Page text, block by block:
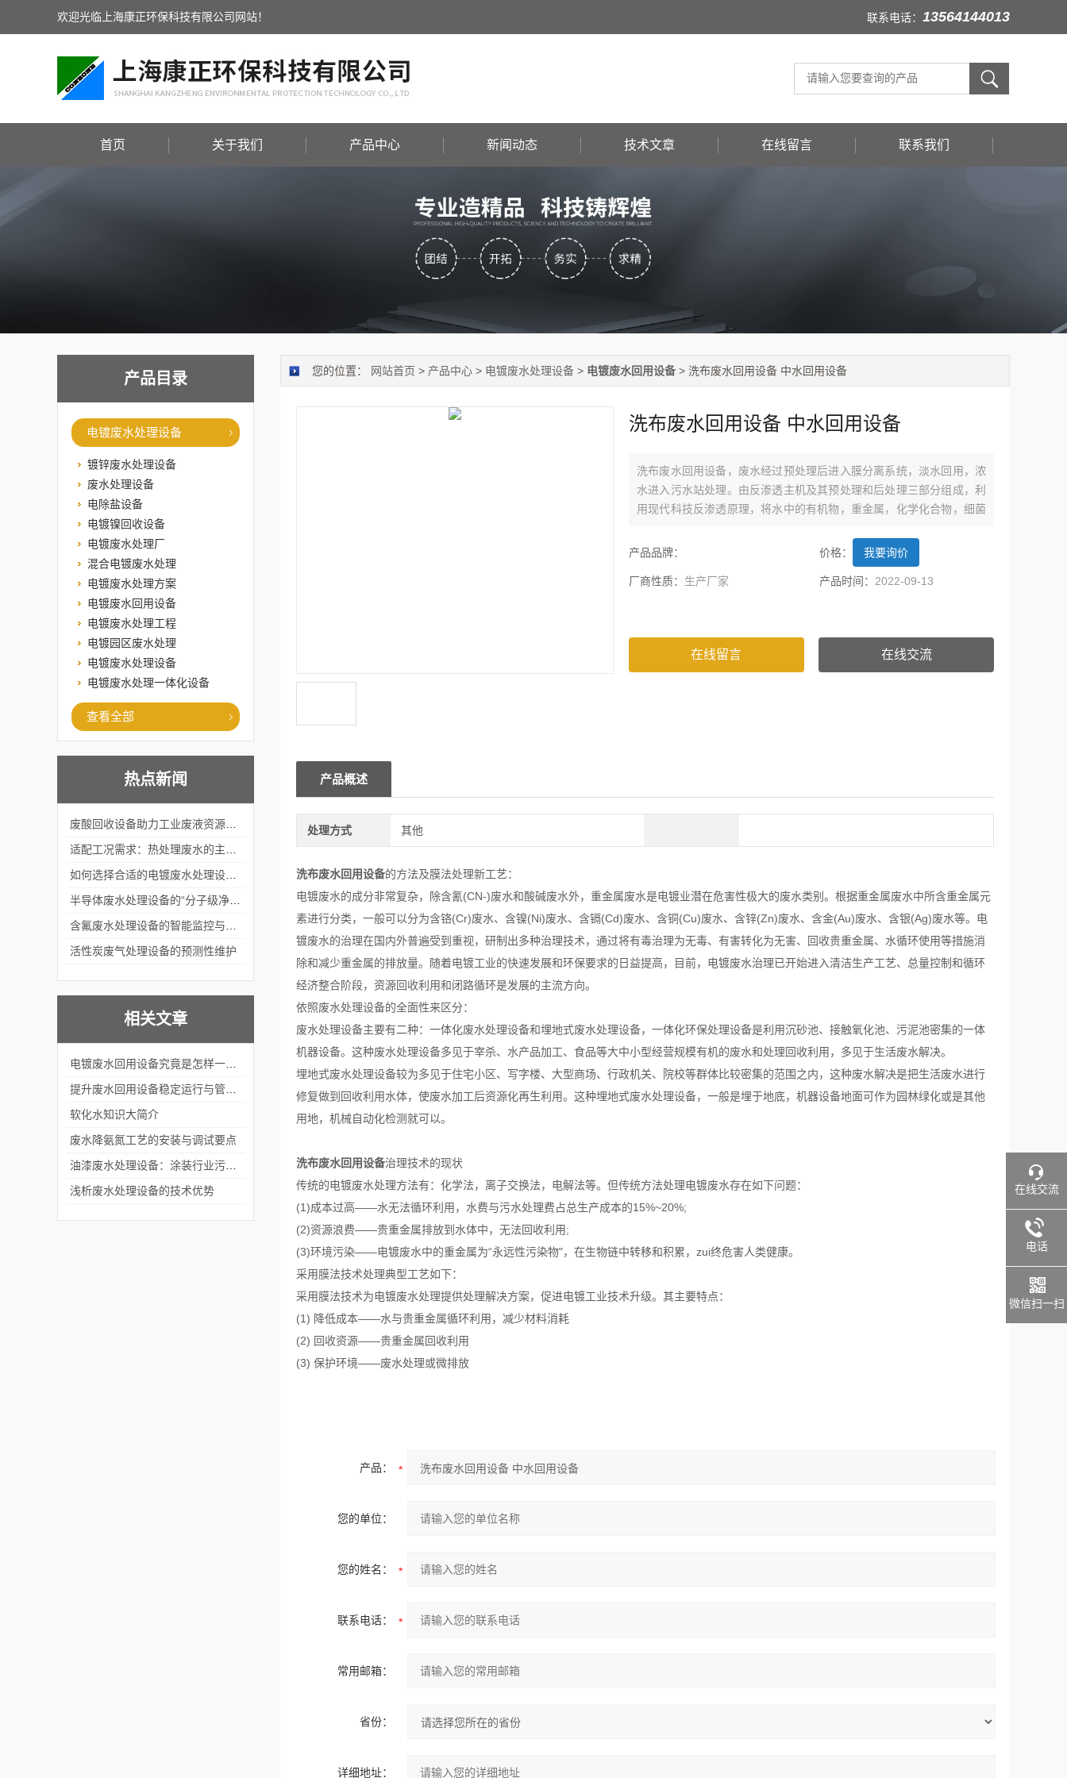
欢迎光临上海康正环保科技有限公司网站！ 联系电话： 13564144013
首页 关于我们 产品中心 新闻动态 技术文章 在线留言 联系我们
产品目录
电镀废水处理设备
镀锌废水处理设备
废水处理设备
电除盐设备
电镀镍回收设备
电镀废水处理厂
混合电镀废水处理
电镀废水处理方案
电镀废水回用设备
电镀废水处理工程
电镀园区废水处理
电镀废水处理设备
电镀废水处理一体化设备
查看全部
热点新闻
活性炭废气处理设备的预测性维护
相关文章
软化水知识大简介
废水降氨氮工艺的安装与调试要点
浅析废水处理设备的技术优势
您的位置： 网站首页 > 产品中心 > 电镀废水处理设备 > 电镀废水回用设备 > 洗布废水回用设备 中水回用设备
洗布废水回用设备 中水回用设备
洗布废水回用设备，废水经过预处理后进入膜分离系统，淡水回用，浓
水进入污水站处理。由反渗透主机及其预处理和后处理三部分组成，利
用现代科技反渗透原理，将水中的有机物，重金属，化学化合物，细菌
产品品牌：
价格： 我要询价
厂商性质： 生产厂家 产品时间： 2022-09-13
在线留言 在线交流
产品概述
处理方式 其他
洗布废水回用设备的方法及膜法处理新工艺：
电镀废水的成分非常复杂，除含氰(CN-)废水和酸碱废水外，重金属废水是电镀业潜在危害性极大的废水类别。根据重金属废水中所含重金属元
素进行分类，一般可以分为含铬(Cr)废水、含镍(Ni)废水、含镉(Cd)废水、含铜(Cu)废水、含锌(Zn)废水、含金(Au)废水、含银(Ag)废水等。电
镀废水的治理在国内外普遍受到重视，研制出多种治理技术，通过将有毒治理为无毒、有害转化为无害、回收贵重金属、水循环使用等措施消
除和减少重金属的排放量。随着电镀工业的快速发展和环保要求的日益提高，目前，电镀废水治理已开始进入清洁生产工艺、总量控制和循环
经济整合阶段，资源回收利用和闭路循环是发展的主流方向。
依照废水处理设备的全面性来区分：
废水处理设备主要有二种：一体化废水处理设备和埋地式废水处理设备，一体化环保处理设备是利用沉砂池、接触氧化池、污泥池密集的一体
机器设备。这种废水处理设备多见于宰杀、水产品加工、食品等大中小型经营规模有机的废水和处理回收利用，多见于生活废水解决。
埋地式废水处理设备较为多见于住宅小区、写字楼、大型商场、行政机关、院校等群体比较密集的范围之内，这种废水解决是把生活废水进行
修复做到回收利用水体，使废水加工后资源化再生利用。这种埋地式废水处理设备，一般是埋于地底，机器设备地面可作为园林绿化或是其他
用地，机械自动化检测就可以。
洗布废水回用设备治理技术的现状
传统的电镀废水处理方法有：化学法，离子交换法，电解法等。但传统方法处理电镀废水存在如下问题：
(1)成本过高——水无法循环利用，水费与污水处理费占总生产成本的15%~20%;
(2)资源浪费——贵重金属排放到水体中，无法回收利用;
(3)环境污染——电镀废水中的重金属为“永远性污染物"，在生物链中转移和积累，zui终危害人类健康。
采用膜法技术处理典型工艺如下：
采用膜法技术为电镀废水处理提供处理解决方案，促进电镀工业技术升级。其主要特点：
(1) 降低成本——水与贵重金属循环利用，减少材料消耗
(2) 回收资源——贵重金属回收利用
(3) 保护环境——废水处理或微排放
产品：
您的单位：
您的姓名：
联系电话：
常用邮箱：
省份：
详细地址：
在线交流
电话
微信扫一扫